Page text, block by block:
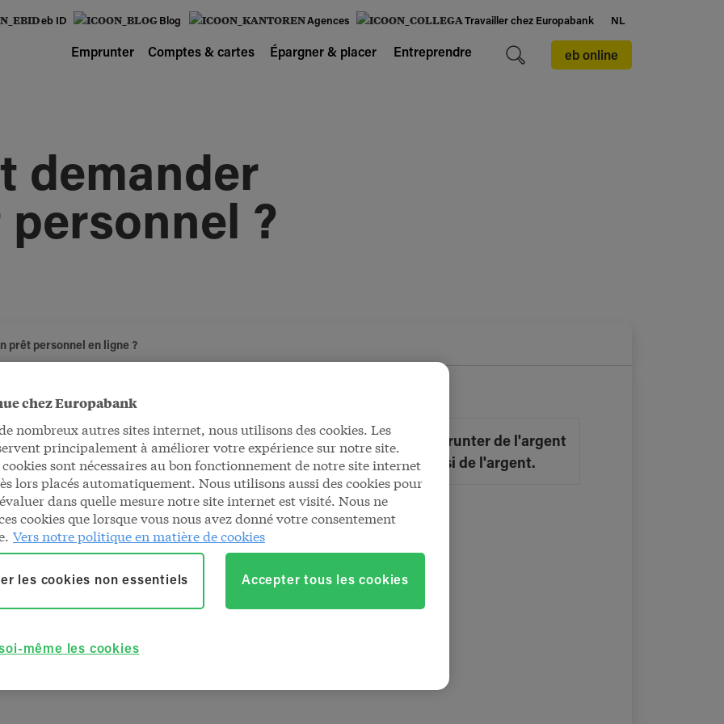
Emprunter Comptes & cartes Épargner & placer Entreprendre eb online
eb ID Blog Agences Travailler chez Europabank NL
demander
?
prêt personnel en ligne ?
prêt
Attention, emprunter de l'argent
coûte aussi de l'argent.
en ligne est simple et rapide via
Vous voulez savoir comment nous
la vidéo ou dans le plan par étapes ci-
chez Europabank
nombreux autres sites internet, nous utilisons des cookies. Les
principalement à améliorer votre expérience sur notre site.
sont nécessaires au bon fonctionnement de notre site internet
lors placés automatiquement. Nous utilisons aussi des cookies pour
dans quelle mesure notre site internet est visité. Nous ne
cookies que lorsque vous nous avez donné votre consentement
Vers notre politique en matière de cookies
même les cookies
les cookies non essentiels Accepter tous les cookies